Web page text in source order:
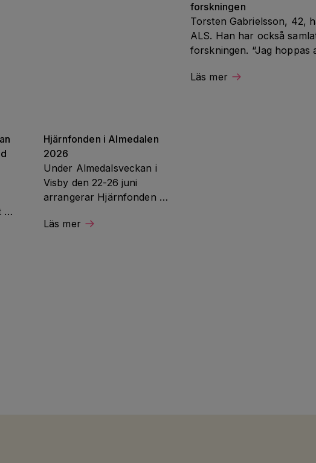
Hjärnfonden i Almedalen
2026
Under Almedalsveckan i
Visby den 22-26 juni
arrangerar Hjärnfonden
flera samtal om
Läs mer
forskningen
Torsten Gabrielsson, 42,
ALS. Han har också
forskningen. “Jag hoppas
Läs mer